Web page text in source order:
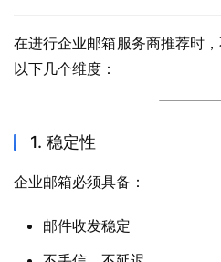
在进行企业邮箱服务商推荐时
以下几个维度：
1. 稳定性
企业邮箱必须具备：
邮件收发稳定